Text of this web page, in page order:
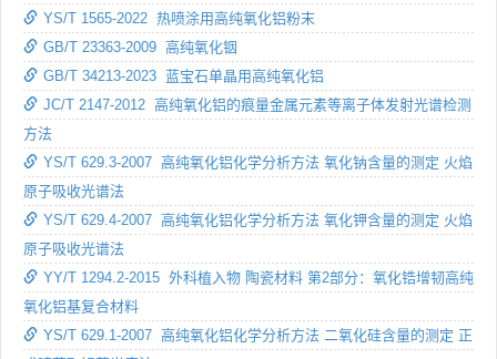
YS/T 1565-2022 热喷涂用高纯氧化铝粉末
GB/T 23363-2009 高纯氧化铟
GB/T 34213-2023 蓝宝石单晶用高纯氧化铝
JC/T 2147-2012 高纯氧化铝的痕量金属元素等离子体发射光谱检测
方法
YS/T 629.3-2007 高纯氧化铝化学分析方法 氧化钠含量的测定 火焰
原子吸收光谱法
YS/T 629.4-2007 高纯氧化铝化学分析方法 氧化钾含量的测定 火焰
原子吸收光谱法
YY/T 1294.2-2015 外科植入物 陶瓷材料 第2部分：氧化锆增韧高纯
氧化铝基复合材料
YS/T 629.1-2007 高纯氧化铝化学分析方法 二氧化硅含量的测定 正